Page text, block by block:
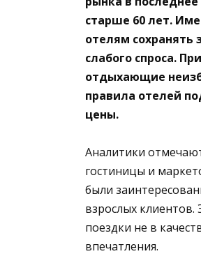
старше 60 лет.
отелям сохранять
слабого спроса.
отдыхающие
правила отелей
цены.
Аналитики
гостиницы и
были
взрослых
поездки не в
впечатления.